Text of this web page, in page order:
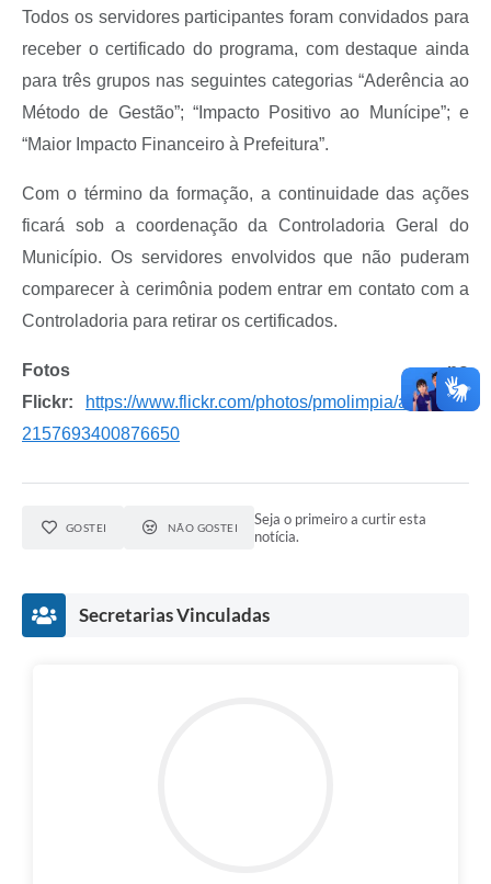
Todos os servidores participantes foram convidados para
receber o certificado do programa, com destaque ainda
para três grupos nas seguintes categorias “Aderência ao
Método de Gestão”; “Impacto Positivo ao Munícipe”; e
“Maior Impacto Financeiro à Prefeitura”.
Com o término da formação, a continuidade das ações
ficará sob a coordenação da Controladoria Geral do
Município. Os servidores envolvidos que não puderam
comparecer à cerimônia podem entrar em contato com a
Controladoria para retirar os certificados.
Fotos no
Flickr:
https://www.flickr.com/photos/pmolimpia/albums/7
2157693400876650
GOSTEI NÃO GOSTEI
Seja o primeiro a curtir esta
notícia.
Secretarias Vinculadas